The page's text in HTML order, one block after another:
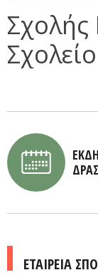
Σχολής
ΕΤΑΙΡΕΙΑ